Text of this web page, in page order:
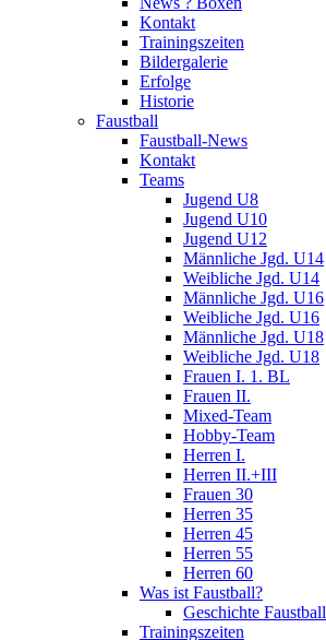
Kontakt
Trainingszeiten
Bildergalerie
Erfolge
Historie
Faustball
Faustball-News
Kontakt
Teams
Jugend U8
Jugend U10
Jugend U12
Männliche Jgd. U14
Weibliche Jgd. U14
Männliche Jgd. U16
Weibliche Jgd. U16
Männliche Jgd. U18
Weibliche Jgd. U18
Frauen I. 1. BL
Frauen II.
Mixed-Team
Hobby-Team
Herren I.
Herren II.+III
Frauen 30
Herren 35
Herren 45
Herren 55
Herren 60
Was ist Faustball?
Geschichte Faustball
Trainingszeiten